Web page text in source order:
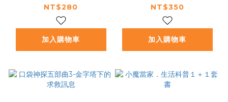
NT$280
加入購物車
白帝城託孤／七擒孟獲
──爆笑中學英雄智慧
NT$350
加入購物車